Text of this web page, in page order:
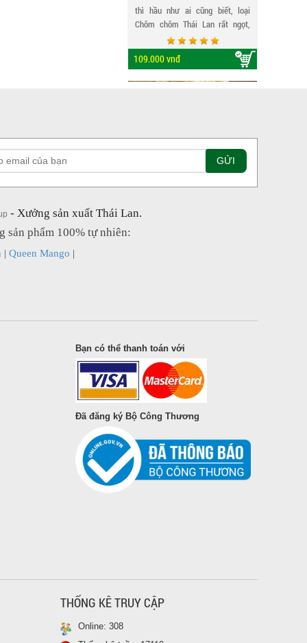
thì hầu như ai cũng biết, loại
Chôm chôm Thái Lan rất ngọt,
cơm dày và dễ bóc hột bên trong.
Chôm chôm Thái chín đỏ trông
rất hấp dẫn, mùa chôm chôm ở
Thái Lan rơi vào tháng 5 đến
109.000 vnđ
Nhãn Nhân Sầu Riêng Sấy Thái Lan (bao gồm
Hộp Sầu Riêng Sấy Thái Lan (bao gồm VAT)
Nhắc đến Sầu Riêng Thái Lan thì
Riêng Thái Lan rất nổi tiếng
còn nổi tiếng khắp thế giới, du
khách nào mà đến Thái Lan
không thưởng thức món sầu riêng
256.500 vnđ 285.000 vnđ
vụn rơi ra từ quá trình sx và đóng
- Xưởng sản xuất Thái Lan.
sản phẩm 100% tự nhiên:
| Queen Mango |
Bạn có thể thanh toán với
Đã đăng ký Bộ Công Thương
THỐNG KÊ TRUY CẬP
Online: 308